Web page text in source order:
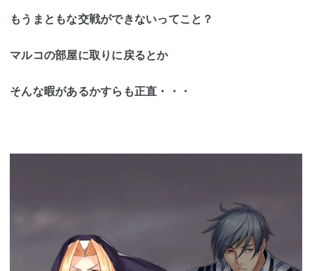
もうまともな交戦ができないってこと？
マルコの部屋に取りに戻るとか
そんな暇があるかすらも正直・・・